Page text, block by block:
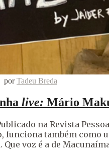
porTadeu Breda
live: Mário
na Revista
funciona também como
voz é a de